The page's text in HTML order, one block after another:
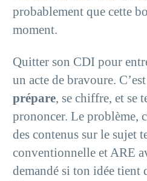
probablement que cette
moment.
Quitter son CDI pour
un acte de bravoure.
prépare, se chiffre, et se
prononcer. Le problème,
des contenus sur le sujet
conventionnelle et ARE
demandé si ton idée tient